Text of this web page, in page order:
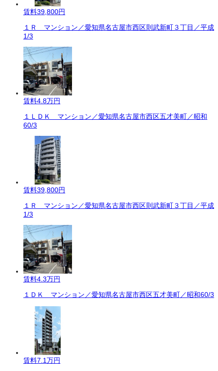
賃料39,800円
１Ｒ マンション／愛知県名古屋市西区則武新町３丁目／平成
1/3
賃料4.8万円
１ＬＤＫ マンション／愛知県名古屋市西区五才美町／昭和
60/3
賃料39,800円
１Ｒ マンション／愛知県名古屋市西区則武新町３丁目／平成
1/3
賃料4.3万円
１ＤＫ マンション／愛知県名古屋市西区五才美町／昭和60/3
賃料7.1万円